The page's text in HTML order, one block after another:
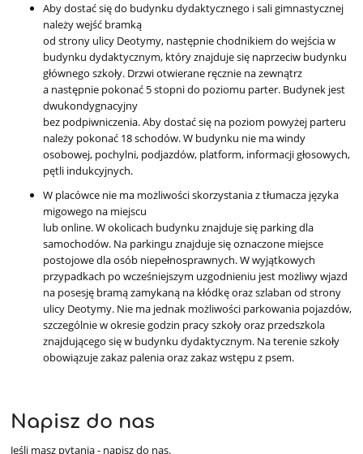
Aby dostać się do budynku dydaktycznego i sali gimnastycznej
należy wejść bramką
od strony ulicy Deotymy, następnie chodnikiem do wejścia w
budynku dydaktycznym, który znajduje się naprzeciw budynku
głównego szkoły. Drzwi otwierane ręcznie na zewnątrz
a następnie pokonać 5 stopni do poziomu parter. Budynek jest
dwukondygnacyjny
bez podpiwniczenia. Aby dostać się na poziom powyżej parteru
należy pokonać 18 schodów. W budynku nie ma windy
osobowej, pochylni, podjazdów, platform, informacji głosowych,
pętli indukcyjnych.
W placówce nie ma możliwości skorzystania z tłumacza języka
migowego na miejscu
lub online. W okolicach budynku znajduje się parking dla
samochodów. Na parkingu znajduje się oznaczone miejsce
postojowe dla osób niepełnosprawnych. W wyjątkowych
przypadkach po wcześniejszym uzgodnieniu jest możliwy wjazd
na posesję bramą zamykaną na kłódkę oraz szlaban od strony
ulicy Deotymy. Nie ma jednak możliwości parkowania pojazdów,
szczególnie w okresie godzin pracy szkoły oraz przedszkola
znajdującego się w budynku dydaktycznym. Na terenie szkoły
obowiązuje zakaz palenia oraz zakaz wstępu z psem.
Napisz do nas
Jeśli masz pytania - napisz do nas.